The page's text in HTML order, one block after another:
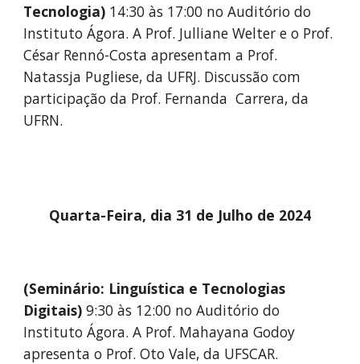
Tecnologia) 14:30 às 17:00 no Auditório do
Instituto Ágora.A Prof. Julliane Welter e o Prof.
César Rennó-Costa apresentama Prof.
Natassja Pugliese, da UFRJ. Discussão com
participação da Prof. Fernanda Carrera, da
UFRN.
Quarta-Feira, dia 31 de Julho de 2024
(Seminário: Linguística e Tecnologias
Digitais)9:30 às 12:00 no Auditório do
Instituto Ágora. A Prof. Mahayana Godoy
apresenta o Prof. Oto Vale, da UFSCAR.